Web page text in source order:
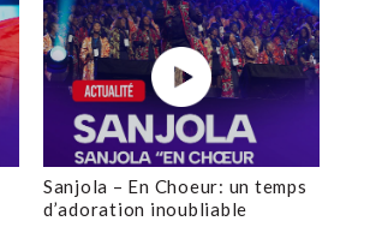
Sanjola – En Choeur: un temps
d’adoration inoubliable